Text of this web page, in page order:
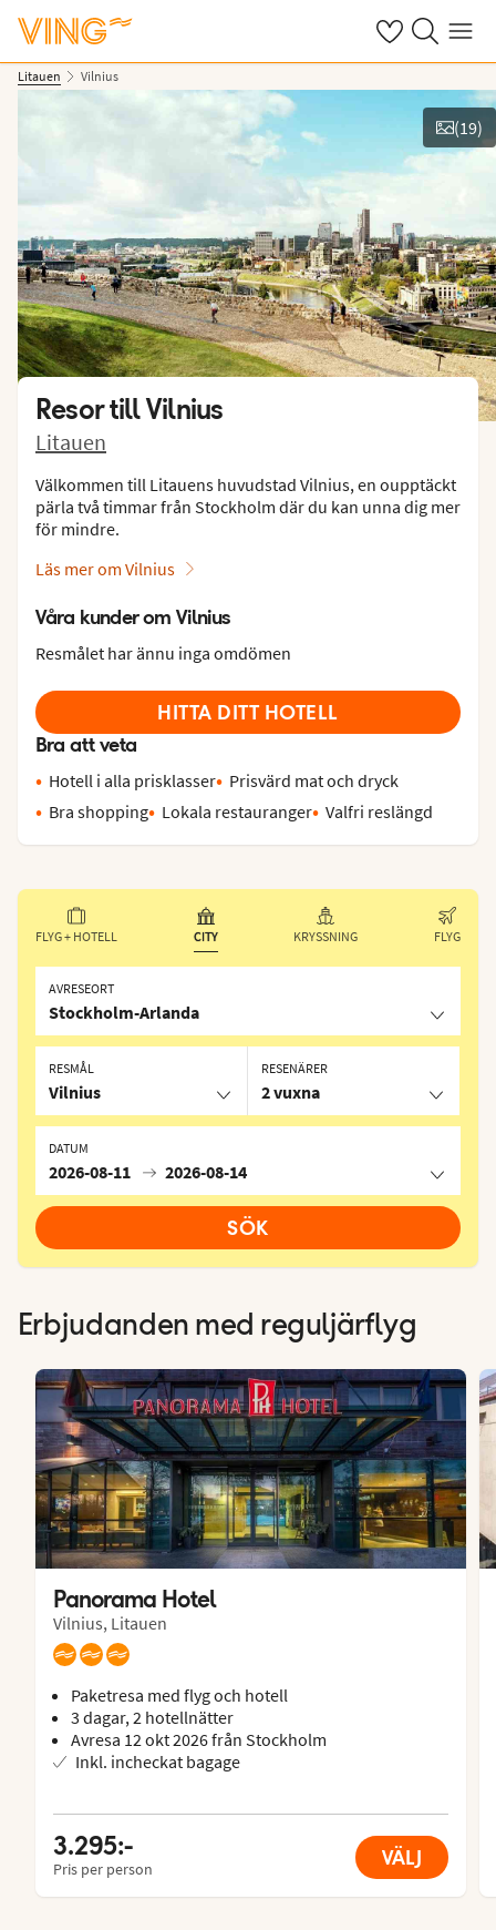
Se dinaSök på ving.se
Meny
Litauen Vilnius
Se bilder
(19)
Resor tillVilnius
Litauen
Välkommen till Litauens huvudstad Vilnius, en oupptäckt
pärla två timmar från Stockholm där du kan unna dig mer
för mindre.
Läs mer om Vilnius
Våra kunder om Vilnius
Resmålet har ännu inga omdömen
HITTA DITT HOTELL
Bra att veta
Hotell i alla prisklasser
Prisvärd mat och dryck
Bra shopping
Lokala restauranger Valfri reslängd
FLYG + HOTELL CITY KRYSSNING FLYG
AVRESEORT
Stockholm-Arlanda
RESMÅL
Vilnius
DATUM
2026-08-11 2026-08-14
RESENÄRER
2 vuxna
SÖK
Erbjudanden med reguljärflyg
Panorama Hotel
Vilnius, Litauen
Paketresa med flyg och hotell
3 dagar, 2 hotellnätter
Avresa 12 okt 2026 från Stockholm
Inkl. incheckat bagage
3.295:-
Pris per person VÄLJ